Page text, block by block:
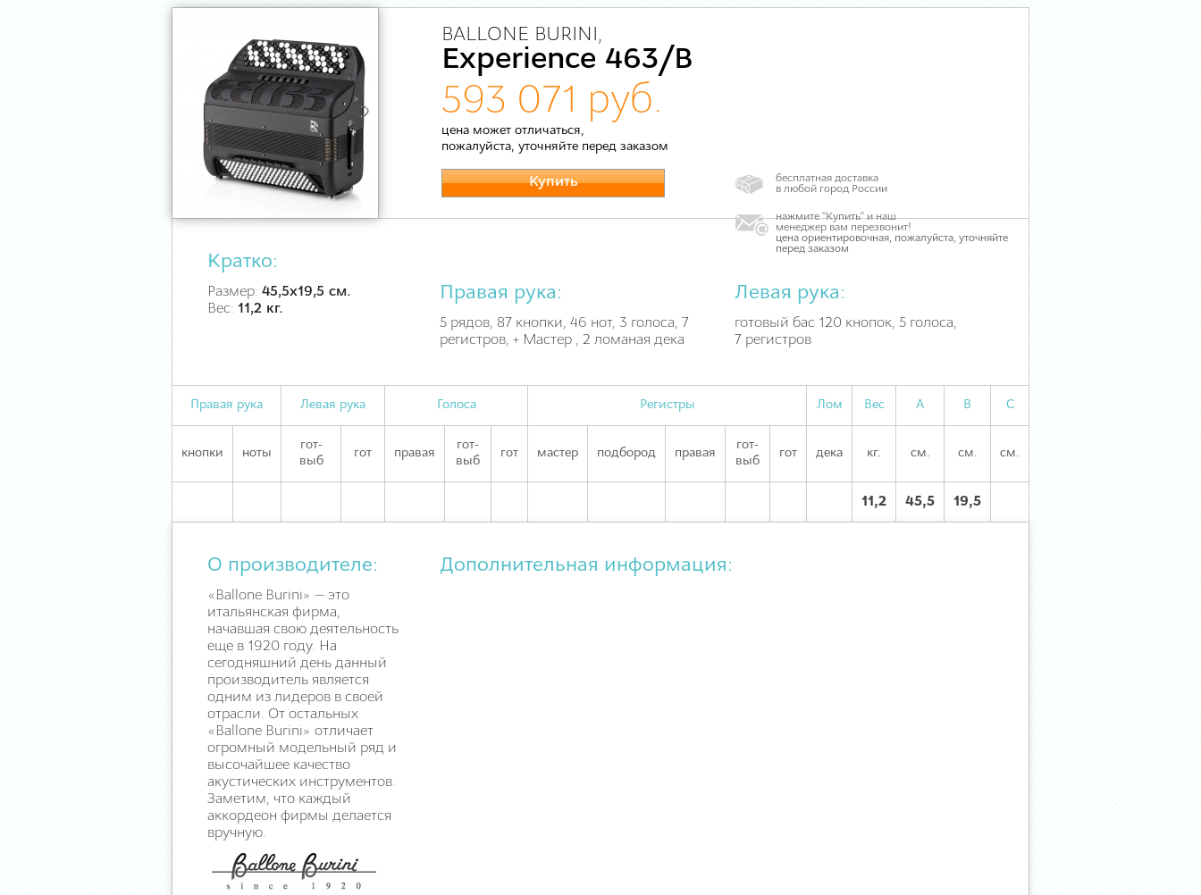
BALLONE BURINI,
Experience 463/B
593 071 руб.
цена может отличаться,
пожалуйста, уточняйте перед заказом
Купить
бесплатная доставка
в любой город России
нажмите “Купить” и наш
менеджер вам перезвонит!
цена ориентировочная, пожалуйста, уточняйте
перед заказом
Кратко:
Размер: 45,5х19,5 см.
Вес: 11,2 кг.
Правая рука:
5 рядов, 87 кнопки, 46 нот, 3 голоса, 7
регистров, + Мастер , 2 ломаная дека
Левая рука:
готовый бас 120 кнопок, 5 голоса,
7 регистров
Правая рука Левая рука Голоса Регистры Лом Вес А В С
кнопки ноты
гот-
выб
гот правая
гот-
выб
гот мастер подбород правая
гот-
выб
гот дека кг. см. см. см.
11,2 45,5 19,5
О производителе:
«Ballone Burini» — это
итальянская фирма,
начавшая свою деятельность
еще в 1920 году. На
сегодняшний день данный
производитель является
одним из лидеров в своей
отрасли. От остальных
«Ballone Burini» отличает
огромный модельный ряд и
высочайшее качество
акустических инструментов.
Заметим, что каждый
аккордеон фирмы делается
вручную.
Дополнительная информация: